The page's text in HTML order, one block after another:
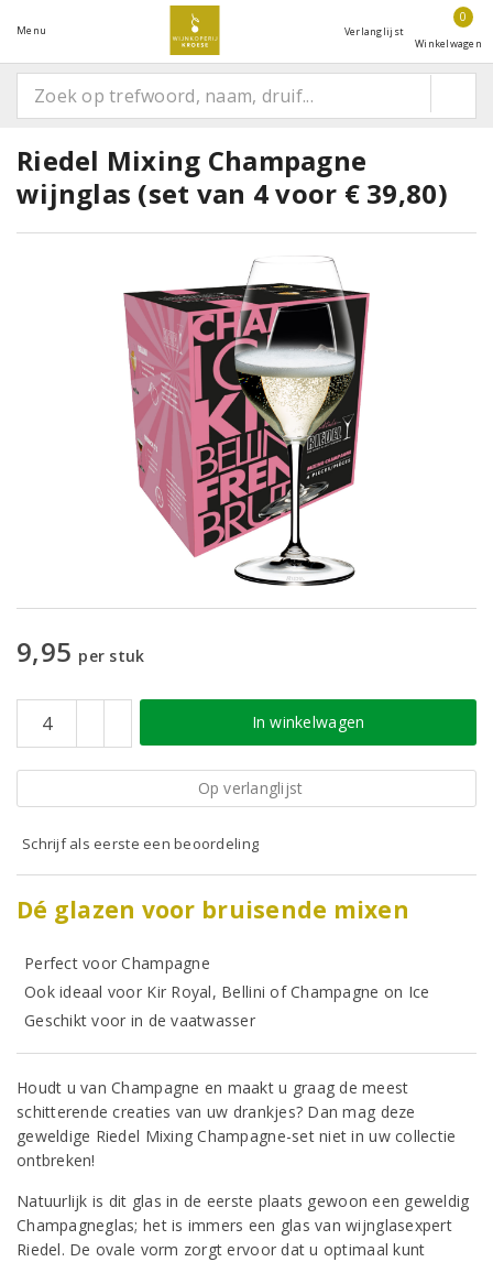
Menu Verlanglijst
0
Winkelwagen
Riedel Mixing Champagne
wijnglas (set van 4 voor € 39,80)
9,95 per stuk
In winkelwagen
Op verlanglijst
Schrijf als eerste een beoordeling
Dé glazen voor bruisende mixen
Perfect voor Champagne
Ook ideaal voor Kir Royal, Bellini of Champagne on Ice
Geschikt voor in de vaatwasser
Houdt u van Champagne en maakt u graag de meest
schitterende creaties van uw drankjes? Dan mag deze
geweldige Riedel Mixing Champagne-set niet in uw collectie
ontbreken!
Natuurlijk is dit glas in de eerste plaats gewoon een geweldig
Champagneglas; het is immers een glas van wijnglasexpert
Riedel. De ovale vorm zorgt ervoor dat u optimaal kunt